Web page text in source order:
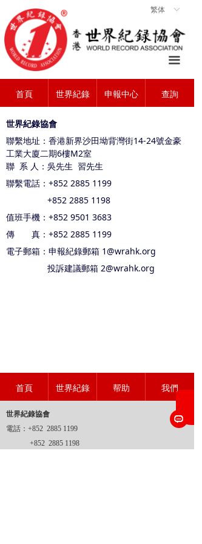
首頁 世界紀錄 申報中心 查詢
ꀅ
繁体
끀
ꀇ 首頁
ꄃ 關於協會
ꁡ 世界紀錄
ꄠ 查詢中心
ꂐ 申報中心
ꂀ 常見問題
ꁘ 聯系我們
世界紀錄協會
聯繫地址： 香港新界沙田坳背灣街14-24號金豪
工業大廈二期6樓M2室
聯 系 人： 吳先生 習先生
聯繫電話：+852 2885 1199
+852 2885 1198
值班手機：+852 9501 3683
傳 真：+852 2885 1199
電子郵箱：申報紀錄郵箱 1@wrahk.org
投訴建議郵箱 2@wrahk.org
首頁 世界紀錄 帮助 我們
世界紀錄協會
電話：+852 2885 1199
+852 2885 1198